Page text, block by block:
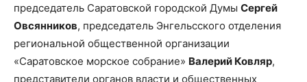
председатель Саратовской городской Думы Сергей
Овсянников, председатель Энгельсского отделения
региональной общественной организации
«Саратовское морское собрание» Валерий Ковляр,
представители органов власти и общественных